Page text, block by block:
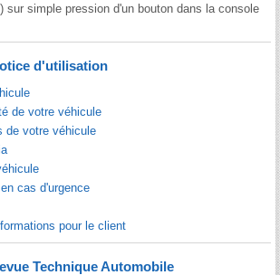
sur simple pression d'un bouton dans la console
d'utilisation
de votre véhicule
de votre véhicule
cas d'urgence
pour le client
Technique Automobile